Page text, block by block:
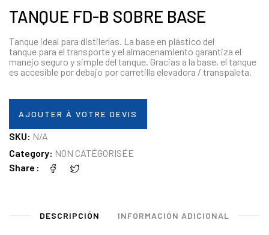
TANQUE FD-B SOBRE BASE
Tanque ideal para distilerías. La base en plástico del
tanque para el transporte y el almacenamiento garantiza el
manejo seguro y simple del tanque. Gracias a la base, el tanque
es accesible por debajo por carretilla elevadora / transpaleta.
AJOUTER À VOTRE DEVIS
SKU: N/A
Category: NON CATÉGORISÉE
Share
DESCRIPCIÓN INFORMACIÓN ADICIONAL